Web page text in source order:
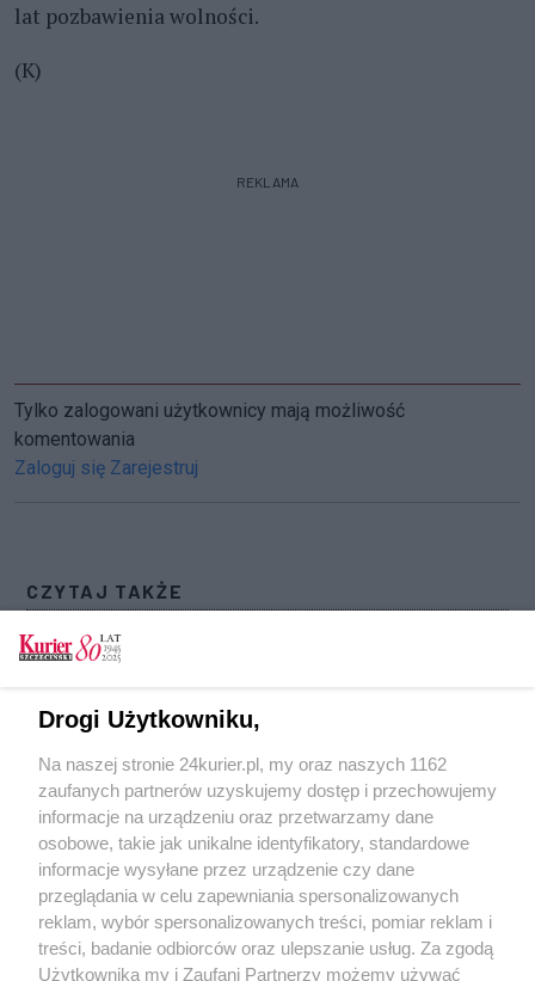
lat pozbawienia wolności.
(K)
REKLAMA
Tylko zalogowani użytkownicy mają możliwość
komentowania
Zaloguj się Zarejestruj
CZYTAJ TAKŻE
Zasiłek z tytułu opieki także dla rodziców dzieci
niepełnosprawnych w wieku powyżej 8 lat
Życie na zasiłku – Romantica i test białej
rękawiczki
Około 500 mln zł na wyższe zasiłki dla
bezrobotnych
POGODA
14℃
Drogi Użytkowniku,
Na naszej stronie 24kurier.pl, my oraz naszych 1162
zaufanych partnerów uzyskujemy dostęp i przechowujemy
informacje na urządzeniu oraz przetwarzamy dane
osobowe, takie jak unikalne identyfikatory, standardowe
informacje wysyłane przez urządzenie czy dane
przeglądania w celu zapewniania spersonalizowanych
reklam, wybór spersonalizowanych treści, pomiar reklam i
treści, badanie odbiorców oraz ulepszanie usług. Za zgodą
Użytkownika my i Zaufani Partnerzy możemy używać